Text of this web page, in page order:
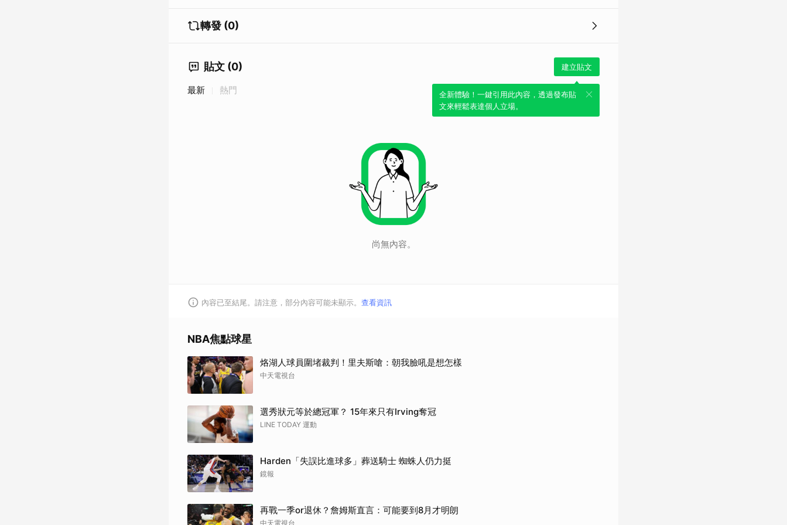
轉發 (0)
貼文 (0) 建立貼文
全新體驗！一鍵引用此內容，透過發布貼
文來輕鬆表達個人立場。
最新 熱門
尚無內容。
內容已至結尾。請注意，部分內容可能未顯示。 查看資訊
NBA焦點球星
烙湖人球員圍堵裁判！里夫斯嗆：朝我臉吼是想怎樣
中天電視台
選秀狀元等於總冠軍？ 15年來只有Irving奪冠
LINE TODAY 運動
Harden「失誤比進球多」葬送騎士 蜘蛛人仍力挺
鏡報
再戰一季or退休？詹姆斯直言：可能要到8月才明朗
中天電視台